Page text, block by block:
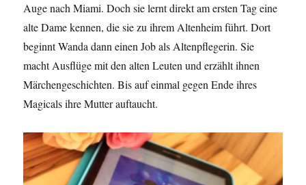
Auge nach Miami. Doch sie lernt direkt am ersten Tag eine
alte Dame kennen, die sie zu ihrem Altenheim führt. Dort
beginnt Wanda dann einen Job als Altenpflegerin. Sie
macht Ausflüge mit den alten Leuten und erzählt ihnen
Märchengeschichten. Bis auf einmal gegen Ende ihres
Magicals ihre Mutter auftaucht.